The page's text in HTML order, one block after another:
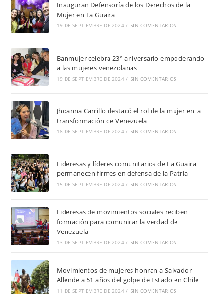
Inauguran Defensoría de los Derechos de la
Mujer en La Guaira
19 DE SEPTIEMBRE DE 2024 / SIN COMENTARIOS
Banmujer celebra 23° aniversario empoderando
a las mujeres venezolanas
19 DE SEPTIEMBRE DE 2024 / SIN COMENTARIOS
Jhoanna Carrillo destacó el rol de la mujer en la
transformación de Venezuela
18 DE SEPTIEMBRE DE 2024 / SIN COMENTARIOS
Lideresas y líderes comunitarios de La Guaira
permanecen firmes en defensa de la Patria
15 DE SEPTIEMBRE DE 2024 / SIN COMENTARIOS
Lideresas de movimientos sociales reciben
formación para comunicar la verdad de
Venezuela
13 DE SEPTIEMBRE DE 2024 / SIN COMENTARIOS
Movimientos de mujeres honran a Salvador
Allende a 51 años del golpe de Estado en Chile
11 DE SEPTIEMBRE DE 2024 / SIN COMENTARIOS